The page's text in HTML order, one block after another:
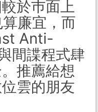
於巿面上
廉宜，而
Anti-
間諜程式肆
推薦給想
雲的朋友